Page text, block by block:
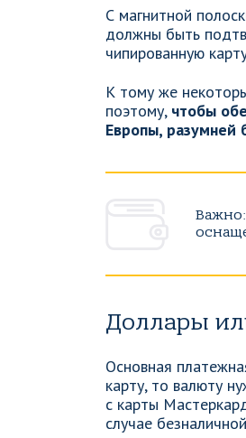
С магнитной
должны быть
чипированную
К тому же
поэтому, чтобы
Европы, разумней
Доллары
Основная
карту, то валюту
с карты
случае